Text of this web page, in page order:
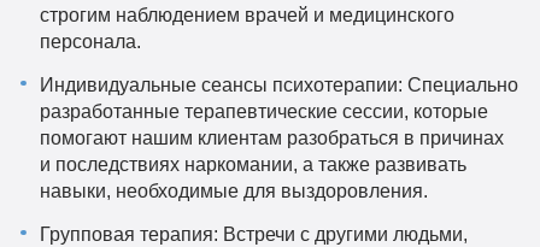
строгим наблюдением врачей и медицинского
персонала.
Индивидуальные сеансы психотерапии: Специально
разработанные терапевтические сессии, которые
помогают нашим клиентам разобраться в причинах
и последствиях наркомании, а также развивать
навыки, необходимые для выздоровления.
Групповая терапия: Встречи с другими людьми,